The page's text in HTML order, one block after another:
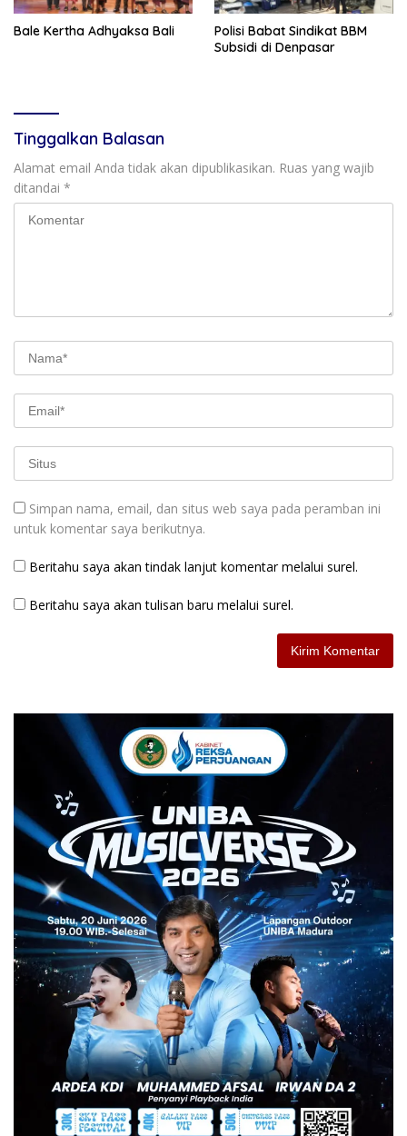
Bale Kertha Adhyaksa Bali
Polisi Babat Sindikat BBM
Subsidi di Denpasar
Tinggalkan Balasan
Alamat email Anda tidak akan dipublikasikan. Ruas yang wajib
ditandai *
Simpan nama, email, dan situs web saya pada peramban ini
untuk komentar saya berikutnya.
Beritahu saya akan tindak lanjut komentar melalui surel.
Beritahu saya akan tulisan baru melalui surel.